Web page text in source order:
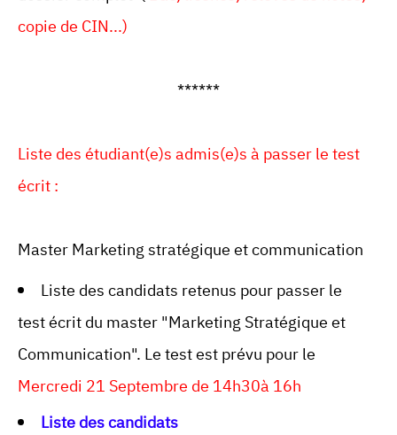
copie de CIN...)
******
Liste des étudiant(e)s admis(e)s à passer le test
écrit :
Master Marketing stratégique et communication
Liste des candidats retenus pour passer le
test écrit du master "Marketing Stratégique et
Communication". Le test est prévu pour le
Mercredi 21 Septembre de 14h30à 16h
Liste des candidats